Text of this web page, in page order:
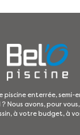
piscine enterrée, semi-
? Nous avons, pour
à votre budget, à